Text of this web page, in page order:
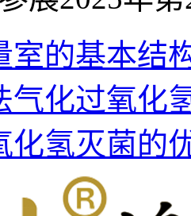
室的基本结
气化过氧化
化氢灭菌的